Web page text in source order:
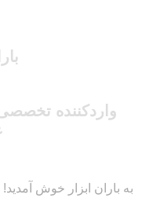
واردکننده
به باران ابزار خوش